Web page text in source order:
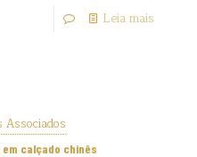
Leia mais
Associados
calçado chinês